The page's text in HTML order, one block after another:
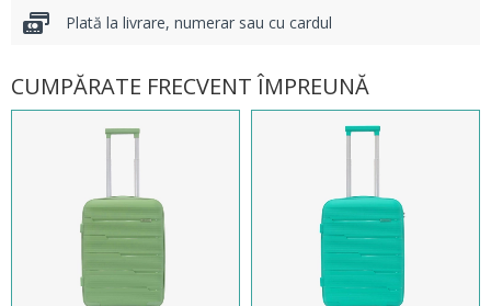
Plată la livrare, numerar sau cu cardul
CUMPĂRATE FRECVENT ÎMPREUNĂ